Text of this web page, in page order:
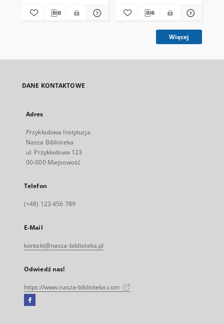
Więcej
DANE KONTAKTOWE
Adres
Przykładowa Instytucja
Nasza Biblioteka
ul. Przykładowa 123
00-000 Miejsowość
Telefon
(+48) 123 456 789
E-Mail
kontakt@nasza-biblioteka.pl
Odwiedź nas!
https://www.nasza-biblioteka.com
Facebook